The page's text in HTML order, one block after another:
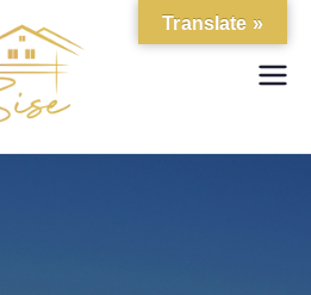
Location de chalet de
Translate »